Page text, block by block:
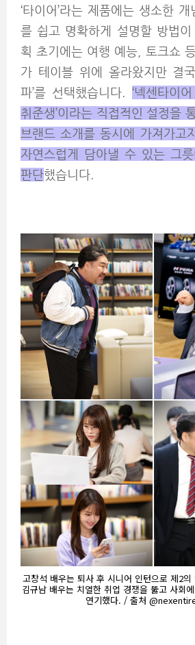
‘타이어’라는 제품에는 생소한
를 쉽고 명확하게 설명할 방법이
획 초기에는 여행 예능, 토크쇼
가 테이블 위에 올라왔지만 결
파’를 선택했습니다. ‘넥센타이
취준생’이라는 직접적인 설정을
브랜드 소개를 동시에 가져가고
자연스럽게 담아낼 수 있는 그
판단했습니다.
고창석 배우는 퇴사 후 시니어 인턴으로 제2
김규남 배우는 치열한 취업 경쟁을 뚫고 사회
연기했다. / 출처